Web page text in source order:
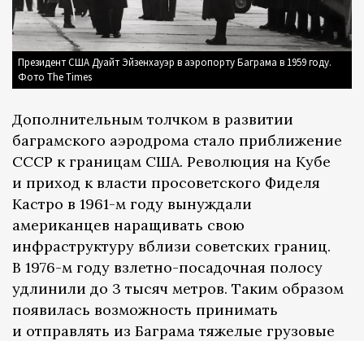
Президент США Дуайт Эйзенхауэр в аэропорту Баграма в 1959 году.
Фото The Times
Дополнительным толчком в развитии
баграмского аэродрома стало приближение
СССР к границам США. Революция на Кубе
и приход к власти просоветского Фиделя
Кастро в 1961-м году вынуждали
американцев наращивать свою
инфраструктуру вблизи советских границ.
В 1976-м году взлетно-посадочная полосу
удлинили до 3 тысяч метров. Таким образом
появилась возможность принимать
и отправлять из Баграма тяжелые грузовые